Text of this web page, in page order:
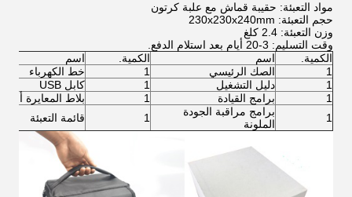
مواد التعبئة: حقيبة قماش مع علبة كرتون
حجم التعبئة: 230x230x240mm
وزن التعبئة: 2.4 كلغ
وقت التسليم: 3-20 أيام بعد استلام الدفع.
الكمية.
اسم الكمية.
اسم
1
الصك الرئيسي 1
خط الكهرباء
1
دليل التشغيل 1
كابل USB
1
برامج القيادة 1
بلاط المعايرة
1
برامج مراقبة الجودة
الملونة
1 قائمة التعبئة